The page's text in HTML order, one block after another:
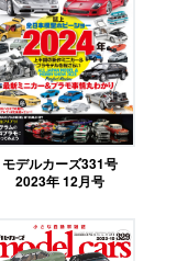
モデルカーズ331号
2023年 12月号